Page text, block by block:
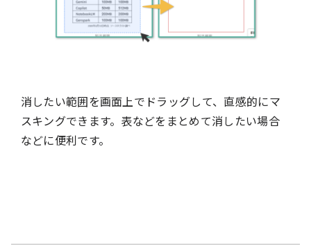
消したい範囲を画面上でドラッグして、直感的にマ
スキングできます。表などをまとめて消したい場合
などに便利です。